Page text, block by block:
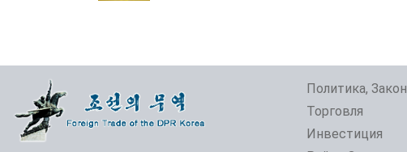
Политика, Закон
Торговля
Инвестиция